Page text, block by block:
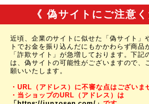
《 偽サイトにご注意く
近頃、企業のサイトに似せた「偽サイト」
トでお金を振り込んだにもかかわらず商品
「詐欺サイト」が急増しております。下記
は、偽サイトの可能性がございますので、
願いいたします。
・URL（アドレス）に不審な点はございま
・当ショップのURL（アドレス）は